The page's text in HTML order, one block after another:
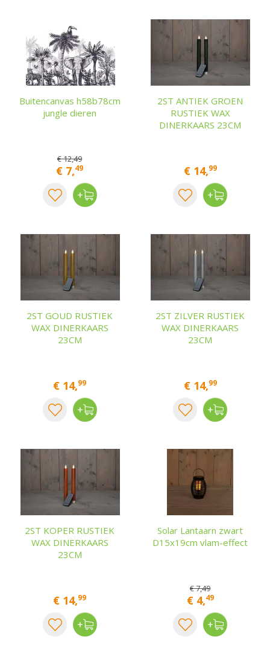
Buitencanvas h58b78cm
jungle dieren
€12,49
€ 7,49
2ST ANTIEK GROEN
RUSTIEK WAX
DINERKAARS 23CM
€ 14,99
2ST GOUD RUSTIEK
WAX DINERKAARS
23CM
€ 14,99
2ST ZILVER RUSTIEK
WAX DINERKAARS
23CM
€ 14,99
2ST KOPER RUSTIEK
WAX DINERKAARS
23CM
€ 14,99
Solar Lantaarn zwart
D15x19cm vlam-effect
€7,49
€ 4,49